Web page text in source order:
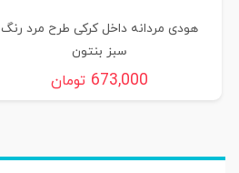
هودی مردانه داخل کرکی طرح مرد رنگ
سبز بنتون
673,000 تومان